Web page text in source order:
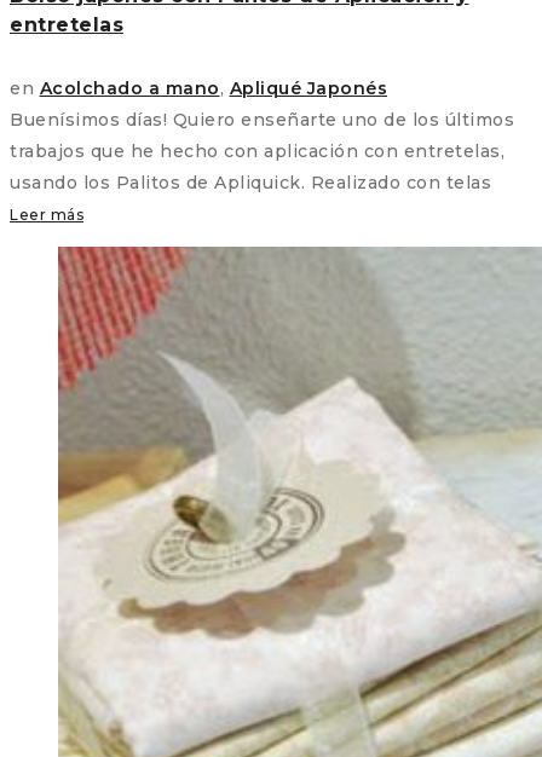
entretelas
en Acolchado a mano, Apliqué Japonés
Buenísimos días! Quiero enseñarte uno de los últimos
trabajos que he hecho con aplicación con entretelas,
usando los Palitos de Apliquick. Realizado con telas
Leer más